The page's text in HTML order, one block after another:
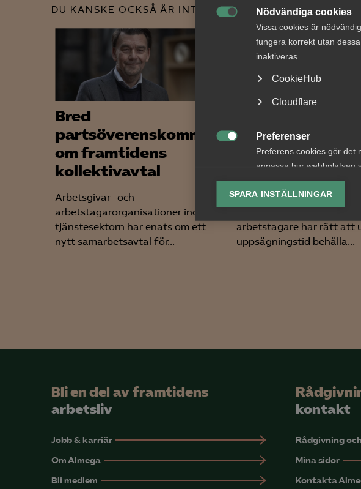
Nödvändiga cookies
Vissa cookies är
fungera korrekt utan
inaktiveras.
CookieHub
Cloudflare
Preferenser
Preferens cookies gör det
anpassa hur webbplatsen
lagring av vald valuta,

Analys-cookies
Analyseringscookies
information om hur den
visa relevanta och
Meta Pixel
LinkedIn Insight
Leadfeeder
SPARA INSTÄLLNINGAR
DU KANSKE OCKSÅ ÄR INTRESSERAD AV DETTA?
Bred
partsöverenskommelse
om framtidens
kollektivavtal
Arbetsgivar- och
arbetstagarorganisationer inom
tjänstesektorn har enats om ett
nytt samarbetsavtal för...
lön under
uppsägningstid
AD 2026 nr 8 Av
arbetstagare har rätt att
uppsägningstid behålla...
Bli en del av framtidens
arbetsliv
Jobb & karriär
Om Almega
Bli medlem
kontakt
Rådgivning
Mina sidor
Kontakta